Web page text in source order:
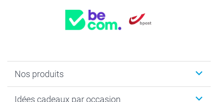
Nos produits
Idées cadeaux par occasion